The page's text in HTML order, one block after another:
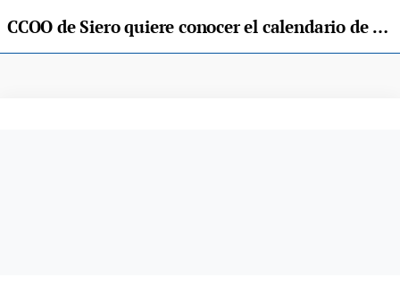
CCOO de Siero quiere conocer el calendario de apertura de Amazon en Bobes